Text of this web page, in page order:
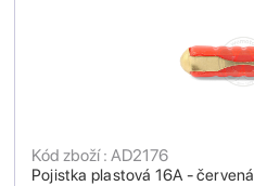
Pojistka plastová 16A - červená
Kód zboží : AD2176